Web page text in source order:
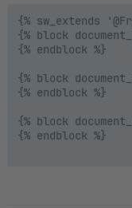
{% sw_extends
{% block
{% endblock %}
{% block
{% endblock %}
{% block
{% endblock %}